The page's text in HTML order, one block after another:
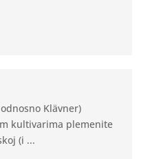
Klävner)
kultivarima plemenite
(i ...